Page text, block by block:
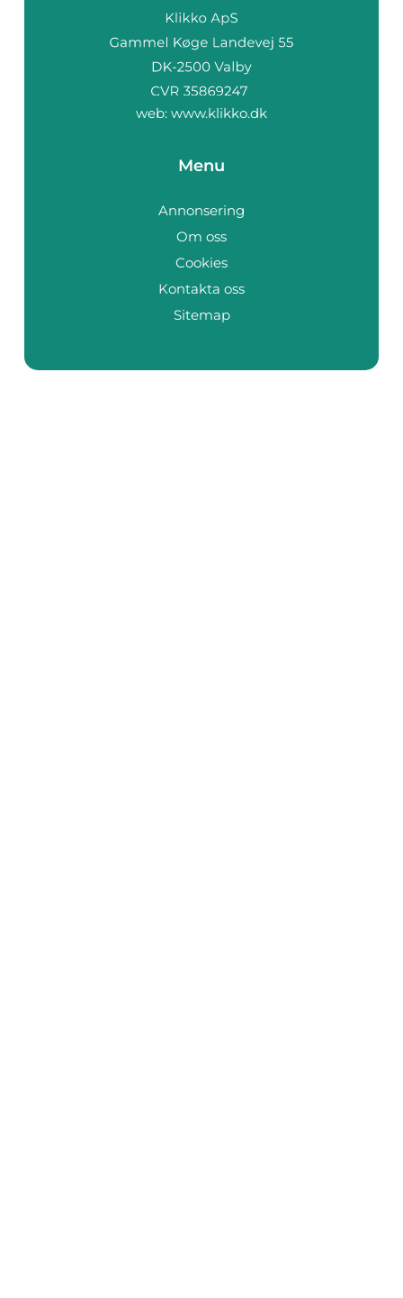
web: www.klikko.dk
Menu
Annonsering
Om oss
Cookies
Kontakta oss
Sitemap